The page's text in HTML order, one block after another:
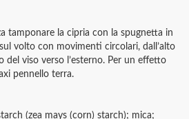
tamponare la cipria con la spugnetta in
volto con movimenti circolari, dall’alto
del viso verso l’esterno. Per un effetto
pennello terra.
(zea mays (corn) starch); mica;